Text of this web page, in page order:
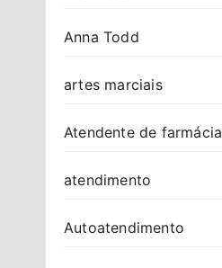
Anna Todd
artes marciais
Atendente de farmácia
atendimento
Autoatendimento